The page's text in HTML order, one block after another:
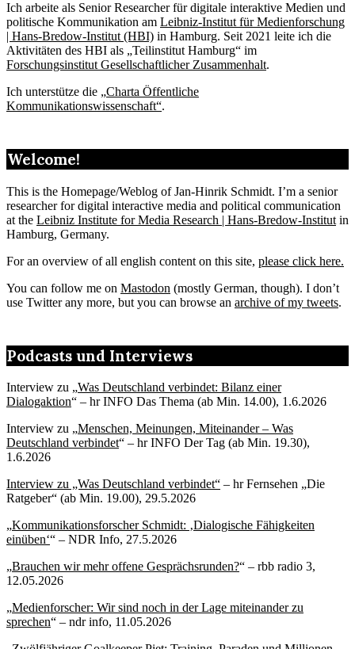
Ich arbeite als Senior Researcher für digitale interaktive Medien und
politische Kommunikation am Leibniz-Institut für Medienforschung
| Hans-Bredow-Institut (HBI) in Hamburg. Seit 2021 leite ich die
Aktivitäten des HBI als „Teilinstitut Hamburg“ im
Forschungsinstitut Gesellschaftlicher Zusammenhalt.
Ich unterstütze die „Charta Öffentliche
Kommunikationswissenschaft“.
Welcome!
This is the Homepage/Weblog of Jan-Hinrik Schmidt. I’m a senior
researcher for digital interactive media and political communication
at the Leibniz Institute for Media Research | Hans-Bredow-Institut in
Hamburg, Germany.
For an overview of all english content on this site, please click here.
You can follow me on Mastodon (mostly German, though). I don’t
use Twitter any more, but you can browse an archive of my tweets.
Podcasts und Interviews
Interview zu „Was Deutschland verbindet: Bilanz einer
Dialogaktion“ – hr INFO Das Thema (ab Min. 14.00), 1.6.2026
Interview zu „Menschen, Meinungen, Miteinander – Was
Deutschland verbindet“ – hr INFO Der Tag (ab Min. 19.30),
1.6.2026
Interview zu „Was Deutschland verbindet“ – hr Fernsehen „Die
Ratgeber“ (ab Min. 19.00), 29.5.2026
„Kommunikationsforscher Schmidt: ‚Dialogische Fähigkeiten
einüben‘“ – NDR Info, 27.5.2026
„Brauchen wir mehr offene Gesprächsrunden?“ – rbb radio 3,
12.05.2026
„Medienforscher: Wir sind noch in der Lage miteinander zu
sprechen“ – ndr info, 11.05.2026